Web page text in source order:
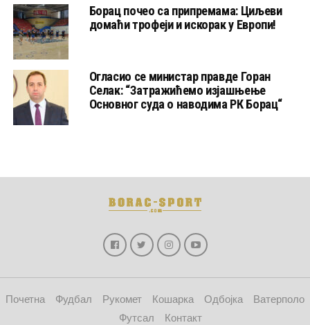
Борац почео са припремама: Циљеви
домаћи трофеји и искорак у Европи!
Огласио се министар правде Горан
Селак: “Затражићемо изјашњење
Основног суда о наводима РК Борац“
Почетна Фудбал Рукомет Кошарка Одбојка
Ватерполо
Футсал
Контакт